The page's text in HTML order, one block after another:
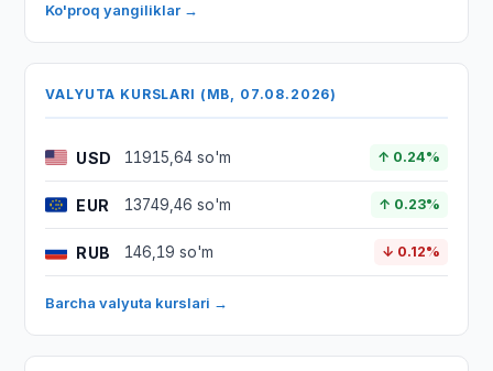
Ko'proq yangiliklar →
VALYUTA KURSLARI (MB, 07.08.2026)
USD 11915,64 so'm ↑ 0.24%
EUR 13749,46 so'm ↑ 0.23%
RUB 146,19 so'm ↓ 0.12%
Barcha valyuta kurslari →